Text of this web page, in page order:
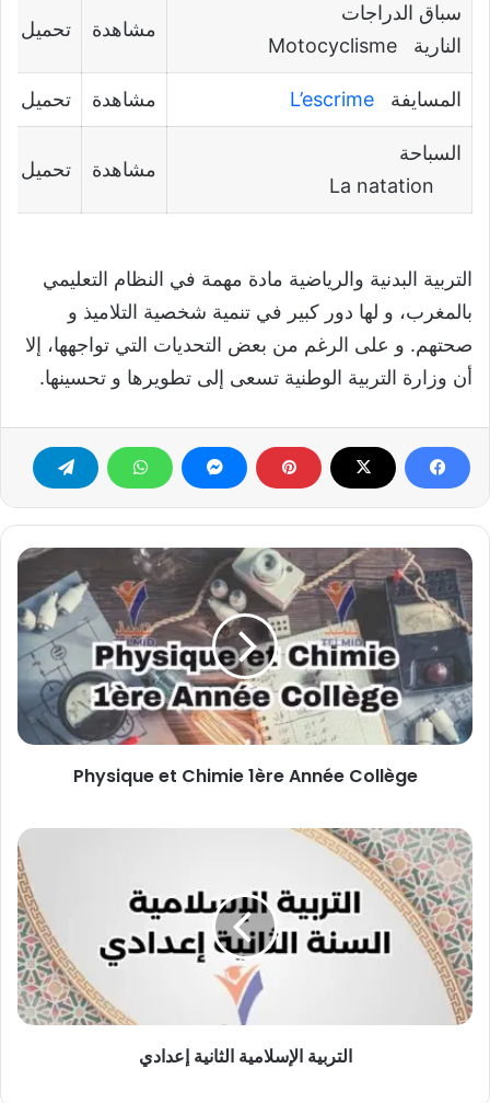
سباق الدراجات
النارية Motocyclisme
مشاهدة تحميل
المسايفة L’escrime مشاهدة تحميل
السباحة
مشاهدة تحميل
التربية البدنية والرياضية مادة مهمة في النظام التعليمي
بالمغرب، و لها دور كبير في تنمية شخصية التلاميذ و
صحتهم. و على الرغم من بعض التحديات التي تواجهها، إلا
أن وزارة التربية الوطنية تسعى إلى تطويرها و تحسينها.
Physique
et
Chimie
1ère
Année
Collège
Physique et Chimie 1ère Année Collège
التربية
الإسلامية
الثانية
إعدادي
التربية الإسلامية الثانية إعدادي